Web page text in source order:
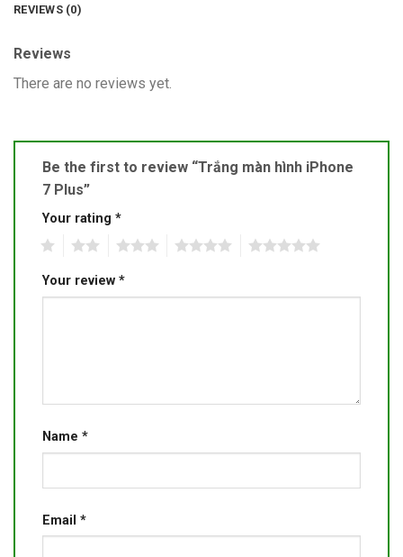
REVIEWS (0)
Reviews
There are no reviews yet.
Be the first to review “Trắng màn hình iPhone
7 Plus”
Your rating *
Your review *
Name *
Email *